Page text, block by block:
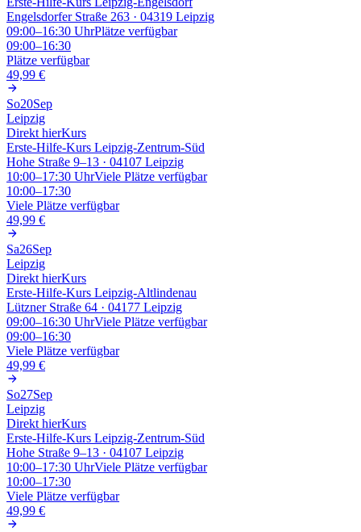
Engelsdorfer Straße 263 · 04319 Leipzig
09:00–16:30 UhrPlätze verfügbar
09:00–16:30
Plätze verfügbar
49,99 €
So20Sep
Leipzig
Direkt hierKurs
Erste-Hilfe-Kurs Leipzig-Zentrum-Süd
Hohe Straße 9–13 · 04107 Leipzig
10:00–17:30 UhrViele Plätze verfügbar
10:00–17:30
Viele Plätze verfügbar
49,99 €
Sa26Sep
Leipzig
Direkt hierKurs
Erste-Hilfe-Kurs Leipzig-Altlindenau
Lützner Straße 64 · 04177 Leipzig
09:00–16:30 UhrViele Plätze verfügbar
09:00–16:30
Viele Plätze verfügbar
49,99 €
So27Sep
Leipzig
Direkt hierKurs
Erste-Hilfe-Kurs Leipzig-Zentrum-Süd
Hohe Straße 9–13 · 04107 Leipzig
10:00–17:30 UhrViele Plätze verfügbar
10:00–17:30
Viele Plätze verfügbar
49,99 €